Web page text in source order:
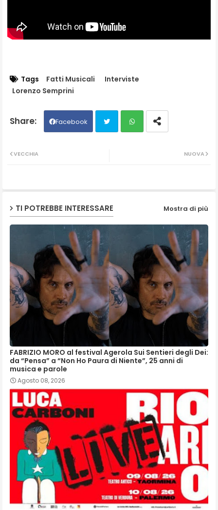
Tags Fatti Musicali
Interviste
Lorenzo Semprini
Facebook
NUOVA
VECCHIA
TI POTREBBE INTERESSARE Mostra di più
FABRIZIO MORO al festival Agerola Sui Sentieri degli Dei:
da “Pensa” a “Non Ho Paura di Niente”, 25 anni di
musica e parole
Agosto 08, 2026